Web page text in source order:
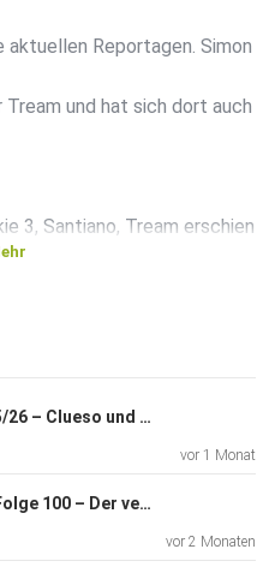
Reportagen. Simon
und hat sich dort auch
3, Santiano, Tream erschien
#101 EVENT Rookie 5/26 – Clueso und die Sprachverständlichkeit, IP-Rating ist mehr als Wasserschutz
vor 1 Monat
#100 EVENT Rookie Folge 100 – Der verlorene Sohn ist zurückgekehrt
vor 2 Monaten